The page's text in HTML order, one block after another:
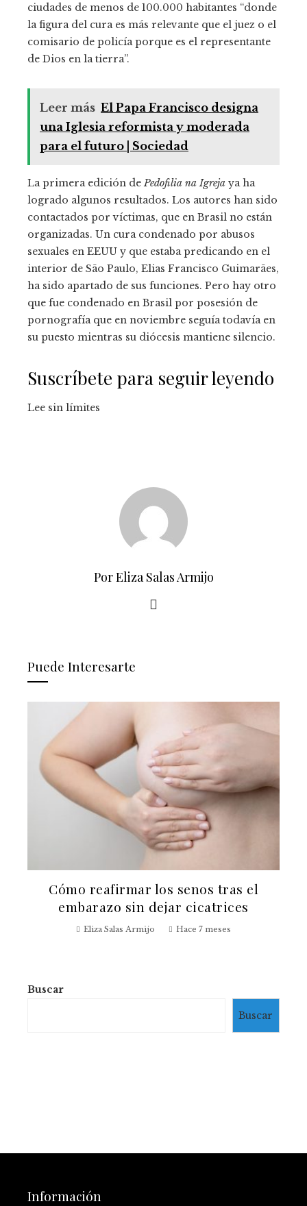
ciudades de menos de 100.000 habitantes “donde
la figura del cura es más relevante que el juez o el
comisario de policía porque es el representante
de Dios en la tierra”.
Leer más El Papa Francisco designa
una Iglesia reformista y moderada
para el futuro | Sociedad
La primera edición dePedofilia na Igreja ya ha
logrado algunos resultados. Los autores han sido
contactados por víctimas, que en Brasil no están
organizadas. Un cura condenado por abusos
sexuales en EEUU y que estaba predicando en el
interior de São Paulo, Elias Francisco Guimarães,
ha sido apartado de sus funciones. Pero hay otro
que fue condenado en Brasil por posesión de
pornografía que en noviembre seguía todavía en
su puesto mientras su diócesis mantiene silencio.
Suscríbete para seguir leyendo
Lee sin límites
Por Eliza Salas Armijo
Puede Interesarte
Cómo reafirmar los senos tras el
embarazo sin dejar cicatrices
Eliza Salas Armijo Hace 7 meses
Buscar
Buscar
Información